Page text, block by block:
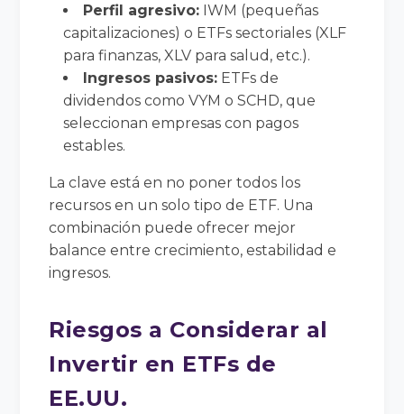
Perfil agresivo: IWM (pequeñas
capitalizaciones) o ETFs sectoriales (XLF
para finanzas, XLV para salud, etc.).
Ingresos pasivos: ETFs de
dividendos como VYM o SCHD, que
seleccionan empresas con pagos
estables.
La clave está en no poner todos los
recursos en un solo tipo de ETF. Una
combinación puede ofrecer mejor
balance entre crecimiento, estabilidad e
ingresos.
Riesgos a Considerar al
Invertir en ETFs de
EE.UU.